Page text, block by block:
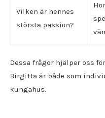
Vilken är hennes
största passion?
Dessa frågor hjälper oss
Birgitta är både som
kungahus.